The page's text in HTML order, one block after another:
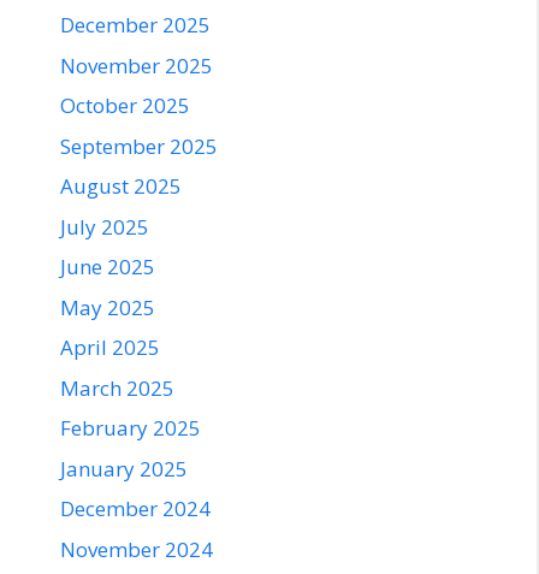
December 2025
November 2025
October 2025
September 2025
August 2025
July 2025
June 2025
May 2025
April 2025
March 2025
February 2025
January 2025
December 2024
November 2024